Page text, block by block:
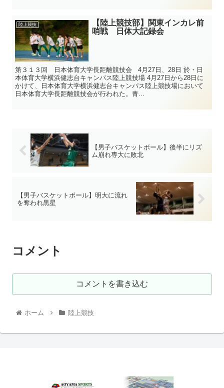
陸上競技
【陸上競技部】関東インカレ前
哨戦 日体大記録会
第３１３回 日本体育大学長距離競技会 4月27日、28日 於・日
本体育大学横浜健志台キャンパス陸上競技場 4月27日から28日に
かけて、日本体育大学横浜健志台キャンパス陸上競技場において
日本体育大学長距離競技会が行われた。青...
【男子バスケットボール】後半にリズ
ム崩れ専大に敗北
【男子バスケットボール】明大に流れ
を奪われ黒星
コメント
コメントを書き込む
ホーム 陸上競技